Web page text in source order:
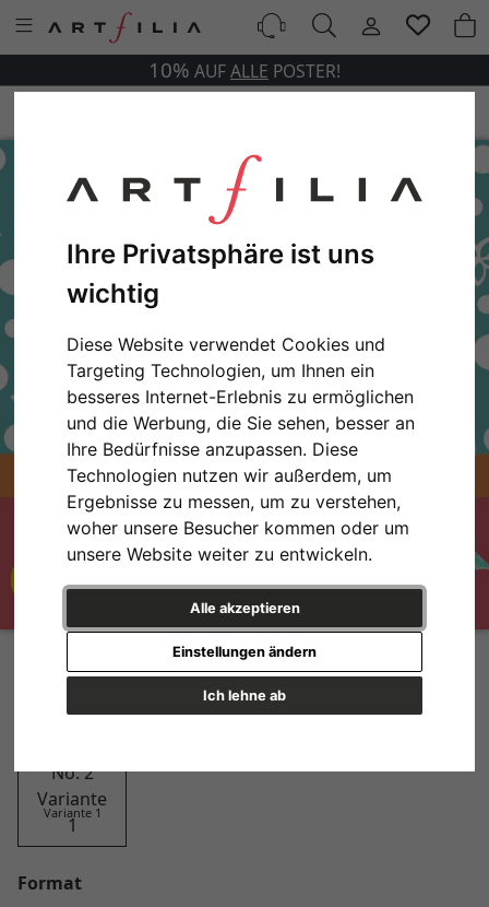
Ihre Privatsphäre ist uns
wichtig
Diese Website verwendet Cookies und
Targeting Technologien, um Ihnen ein
besseres Internet-Erlebnis zu ermöglichen
und die Werbung, die Sie sehen, besser an
Ihre Bedürfnisse anzupassen. Diese
Technologien nutzen wir außerdem, um
Ergebnisse zu messen, um zu verstehen,
woher unsere Besucher kommen oder um
unsere Website weiter zu entwickeln.
Alle akzeptieren
Ich lehne ab
Einstellungen ändern
10% AUFALLE POSTER!
Design
Variante 1
Format